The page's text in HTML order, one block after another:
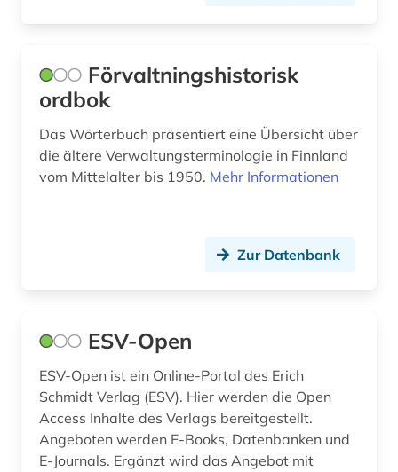
Förvaltningshistorisk
ordbok
Das Wörterbuch präsentiert eine Übersicht über
die ältere Verwaltungsterminologie in Finnland
vom Mittelalter bis 1950. Mehr Informationen
Zur Datenbank
ESV-Open
ESV-Open ist ein Online-Portal des Erich
Schmidt Verlag (ESV). Hier werden die Open
Access Inhalte des Verlags bereitgestellt.
Angeboten werden E-Books, Datenbanken und
E-Journals. Ergänzt wird das Angebot mit